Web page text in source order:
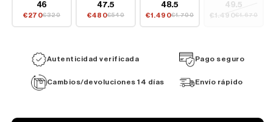
46
€270€320
47.5
€480€540
48.5
€1.490€1.700
49.5
€1.490 €1.670
Autenticidad verificada Pago seguro
Cambios/devoluciones 14 días Envío rápido